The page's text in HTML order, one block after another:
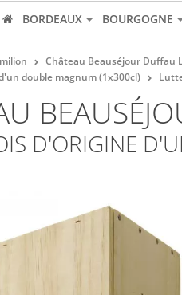
BORDEAUX BOURGOGNE
Château Beauséjour Duffau
double magnum (1x300cl)
D'ORIGINE